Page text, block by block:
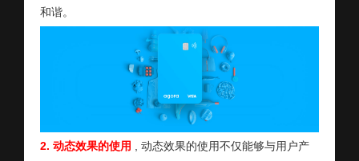
和谐。
2. 动态效果的使用 , 动态效果的使用不仅能够与用户产